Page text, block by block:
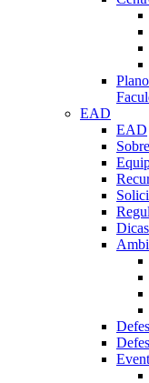
EAD
EAD
Dicas